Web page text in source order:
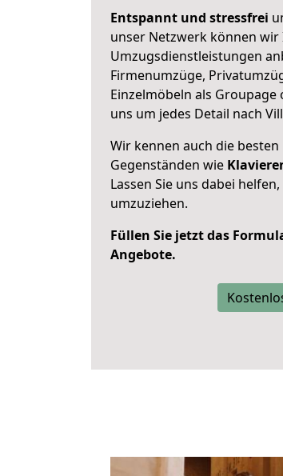
Entspannt und stressfrei
unser Netzwerk können wir
Umzugsdienstleistungen
Firmenumzüge,
Einzelmöbeln als
uns um jedes Detail nach
Wir kennen auch die
Gegenständen wie
Lassen Sie uns dabei
umzuziehen.
Füllen Sie jetzt das
Angebote.